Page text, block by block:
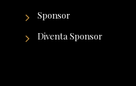
Sponsor
Diventa Sponsor